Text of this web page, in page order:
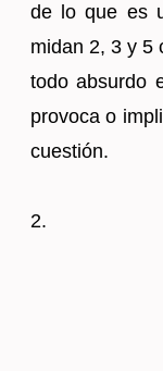
de lo que es
midan 2, 3 y 5
todo ab­sur­do
pro­vo­ca o
cues­tión.
2.